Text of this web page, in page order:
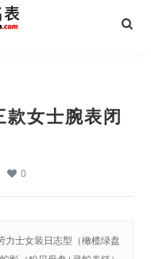
女士腕表闭
0
力士女装日志型（橄榄绿盘